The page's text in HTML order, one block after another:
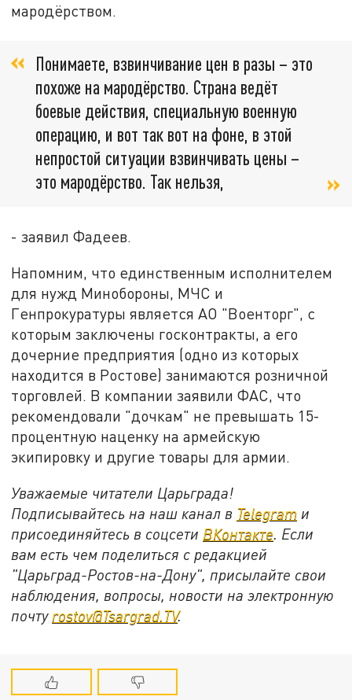
мародёрством.
Понимаете, взвинчивание цен в разы – это
похоже на мародёрство. Страна ведёт
боевые действия, специальную военную
операцию, и вот так вот на фоне, в этой
непростой ситуации взвинчивать цены –
это мародёрство. Так нельзя,
- заявил Фадеев.
Напомним, что единственным исполнителем
для нужд Минобороны, МЧС и
Генпрокуратуры является АО "Военторг", с
которым заключены госконтракты, а его
дочерние предприятия (одно из которых
находится в Ростове) занимаются розничной
торговлей. В компании заявили ФАС, что
рекомендовали "дочкам" не превышать 15-
процентную наценку на армейскую
экипировку и другие товары для армии.
Уважаемые читатели Царьграда!
Подписывайтесь на наш канал в Telegram и
присоединяйтесь в соцсети ВКонтакте. Если
вам есть чем поделиться с редакцией
"Царьград-Ростов-на-Дону", присылайте свои
наблюдения, вопросы, новости на электронную
почту rostov@Tsargrad.ТV.